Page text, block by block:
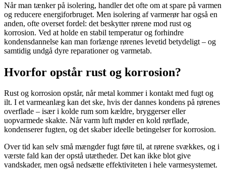
Når man tænker på isolering, handler det ofte om at spare på varmen
og reducere energiforbruget. Men isolering af varmerør har også en
anden, ofte overset fordel: det beskytter rørene mod rust og
korrosion. Ved at holde en stabil temperatur og forhindre
kondensdannelse kan man forlænge rørenes levetid betydeligt – og
samtidig undgå dyre reparationer og varmetab.
Hvorfor opstår rust og korrosion?
Rust og korrosion opstår, når metal kommer i kontakt med fugt og
ilt. I et varmeanlæg kan det ske, hvis der dannes kondens på rørenes
overflade – især i kolde rum som kældre, bryggerser eller
uopvarmede skakte. Når varm luft møder en kold rørflade,
kondenserer fugten, og det skaber ideelle betingelser for korrosion.
Over tid kan selv små mængder fugt føre til, at rørene svækkes, og i
værste fald kan der opstå utætheder. Det kan ikke blot give
vandskader, men også nedsætte effektiviteten i hele varmesystemet.